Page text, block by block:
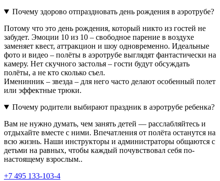
Почему здорово отпраздновать день рождения в аэротрубе?
Потому что это день рождения, который никто из гостей не
забудет. Эмоции 10 из 10 – свободное парение в воздухе
заменяет квест, аттракцион и шоу одновременно. Идеальные
фото и видео – полёты в аэротрубе выглядят фантастически на
камеру. Нет скучного застолья – гости будут обсуждать
полёты, а не кто сколько съел.
Именинник – звезда – для него часто делают особенный полет
или эффектные трюки.
Почему родители выбирают праздник в аэротрубе ребенка?
Вам не нужно думать, чем занять детей — расслабляйтесь и
отдыхайте вместе с ними. Впечатления от полёта останутся на
всю жизнь. Наши инструкторы и администраторы общаются с
детьми на равных, чтобы каждый почувствовал себя по-
настоящему взрослым..
+7 495 133-103-4